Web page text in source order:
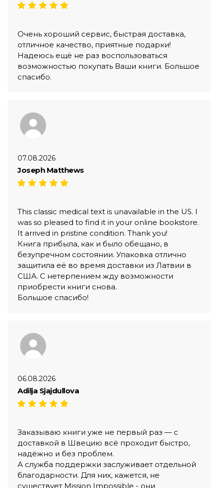
Очень хороший сервис, быстрая доставка,
отличное качество, приятные подарки!
Надеюсь ещё не раз воспользоваться
возможностью покупать Ваши книги. Большое
спасибо.
07.08.2026
Joseph Matthews
This classic medical text is unavailable in the US. I
was so pleased to find it in your online bookstore.
It arrived in pristine condition. Thank you!
Книга прибыла, как и было обещано, в
безупречном состоянии. Упаковка отлично
защитила её во время доставки из Латвии в
США. С нетерпением жду возможности
приобрести книги снова.
Большое спасибо!
06.08.2026
Adilja Sjajdullova
Заказываю книги уже не первый раз — с
доставкой в Швецию всё проходит быстро,
надёжно и без проблем.
А служба поддержки заслуживает отдельной
благодарности. Для них, кажется, не
существует Mission Impossible - они